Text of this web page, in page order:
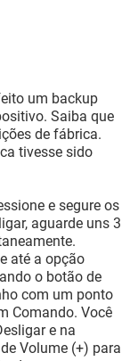
um backup
Saiba que
de fábrica.
tivesse sido
e segure os
aguarde uns 3
até a opção
o botão de
com um ponto
Comando. Você
e na
Volume (+) para